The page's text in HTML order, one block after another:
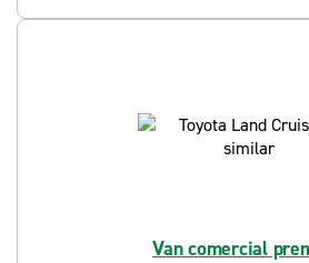
Van comercial